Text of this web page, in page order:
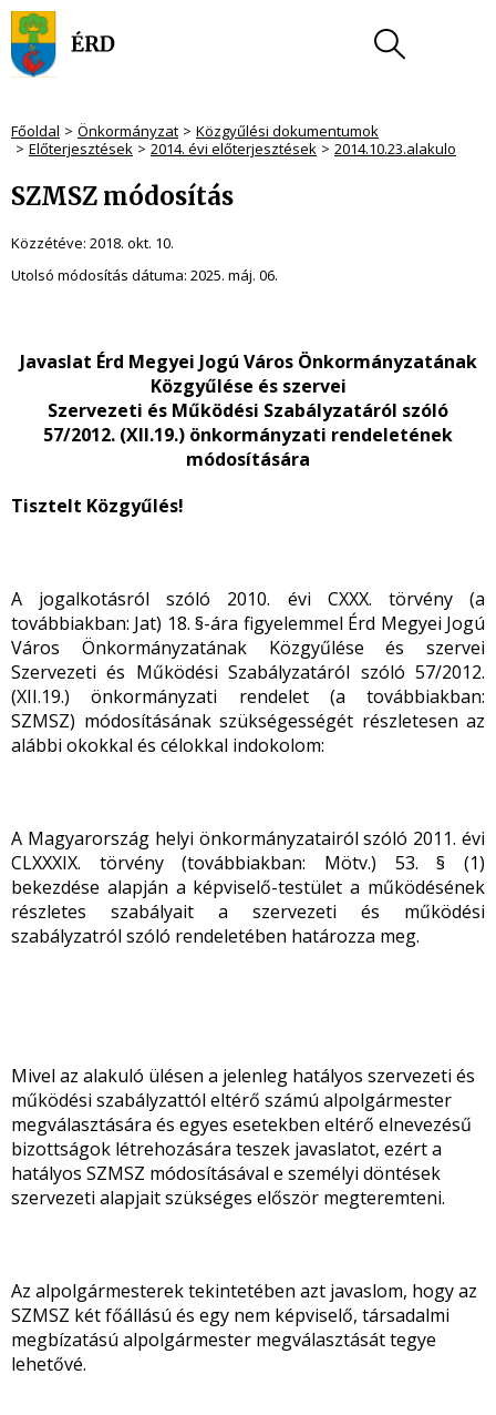
Főoldal Önkormányzat
Közgyűlési dokumentumok
Előterjesztések
2014. évi előterjesztések 2014.10.23.alakulo
SZMSZ módosítás
Közzétéve: 2018. okt. 10.
Utolsó módosítás dátuma: 2025. máj. 06.
Javaslat Érd Megyei Jogú Város Önkormányzatának
Közgyűlése és szervei
Szervezeti és Működési Szabályzatáról szóló
57/2012. (XII.19.) önkormányzati rendeletének
módosítására
Tisztelt Közgyűlés!
A jogalkotásról szóló 2010. évi CXXX. törvény (a
továbbiakban: Jat) 18. §-ára figyelemmel Érd Megyei Jogú
Város Önkormányzatának Közgyűlése és szervei
Szervezeti és Működési Szabályzatáról szóló 57/2012.
(XII.19.) önkormányzati rendelet (a továbbiakban:
SZMSZ) módosításának szükségességét részletesen az
alábbi okokkal és célokkal indokolom:
A Magyarország helyi önkormányzatairól szóló 2011. évi
CLXXXIX. törvény (továbbiakban: Mötv.) 53. § (1)
bekezdése alapján a képviselő-testület a működésének
részletes szabályait a szervezeti és működési
szabályzatról szóló rendeletében határozza meg.
Mivel az alakuló ülésen a jelenleg hatályos szervezeti és
működési szabályzattól eltérő számú alpolgármester
megválasztására és egyes esetekben eltérő elnevezésű
bizottságok létrehozására teszek javaslatot, ezért a
hatályos SZMSZ módosításával e személyi döntések
szervezeti alapjait szükséges először megteremteni.
Az alpolgármesterek tekintetében azt javaslom, hogy az
SZMSZ két főállású és egy nem képviselő, társadalmi
megbízatású alpolgármester megválasztását tegye
lehetővé.